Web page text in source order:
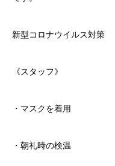
新型コロナウイルス対策
《スタッフ》
・マスクを着用
・朝礼時の検温